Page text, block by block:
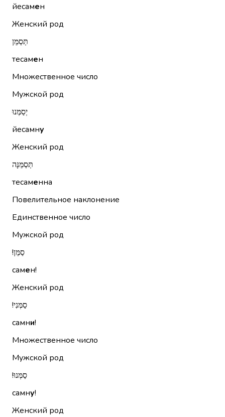
йесамен
Женский род
תְּסַמֵּן
тесамен
Множественное число
Мужской род
יְסַמְּנוּ
йесамну
Женский род
תְּסַמֵּנָּה
тесаменна
Повелительное наклонение
Единственное число
Мужской род
סַמֵּן!‏
самен!
Женский род
סַמְּנִי!‏
самни!
Множественное число
Мужской род
סַמְּנוּ!‏
самну!
Женский род